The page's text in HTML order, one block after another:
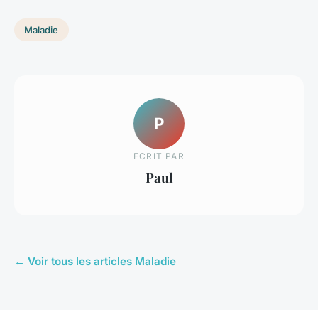
Maladie
P
ECRIT PAR
Paul
← Voir tous les articles Maladie